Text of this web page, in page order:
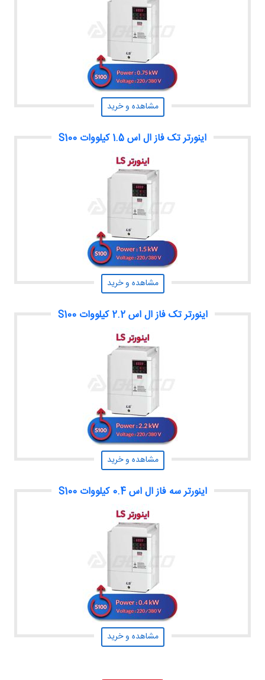
مشاهده و خرید
اینورتر تک فاز ال اس 1.5 کیلووات S100
مشاهده و خرید
اینورتر تک فاز ال اس 2.2 کیلووات S100
مشاهده و خرید
اینورتر سه فاز ال اس 0.4 کیلووات S100
مشاهده و خرید